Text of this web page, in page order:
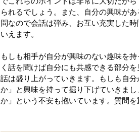
られるでしょう。また、自分の興味が
問なので会話は弾み、お互い充実した
いえます。
もしも相手が自分が興味のない趣味を
く話を聞けば自分にも共感できる部分
話は盛り上がっていきます。もしも自
か」と興味を持って掘り下げていきま
か」という不安も抱いています。質問